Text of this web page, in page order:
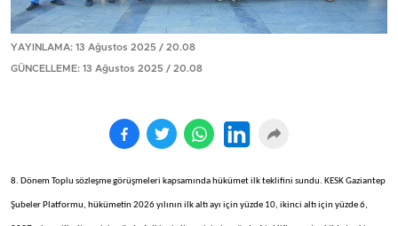
YAYINLAMA: 13 Ağustos 2025 / 20.08
GÜNCELLEME: 13 Ağustos 2025 / 20.08
8. Dönem Toplu sözleşme görüşmeleri kapsamında hükümet ilk teklifini sundu. KESK Gaziantep
Şubeler Platformu, hükümetin 2026 yılının ilk altı ayı için yüzde 10, ikinci altı için yüzde 6,